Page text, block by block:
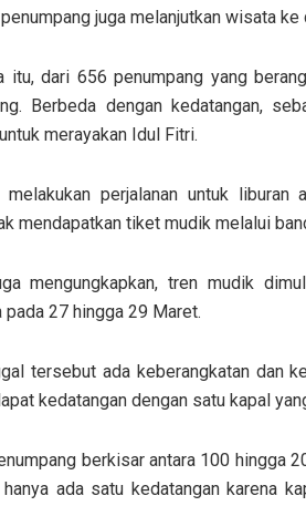
juga melanjutkan wisata
itu, dari 656 penumpang yang
Berbeda dengan kedatangan,
merayakan Idul Fitri.
melakukan perjalanan untuk
mendapatkan tiket mudik melalui
mengungkapkan, tren mudik
pada 27 hingga 29 Maret.
tersebut ada keberangkatan dan
kedatangan dengan satu kapal
berkisar antara 100 hingga
ada satu kedatangan karena